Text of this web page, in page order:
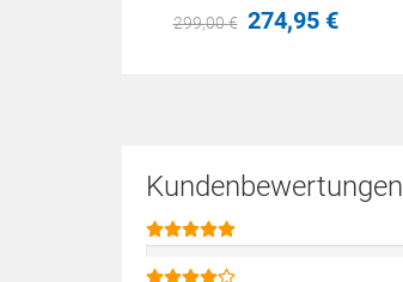
299,00€ 274,95 €
Kundenbewertungen